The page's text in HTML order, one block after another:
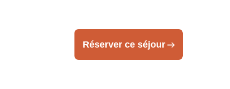
Réserver ce séjour